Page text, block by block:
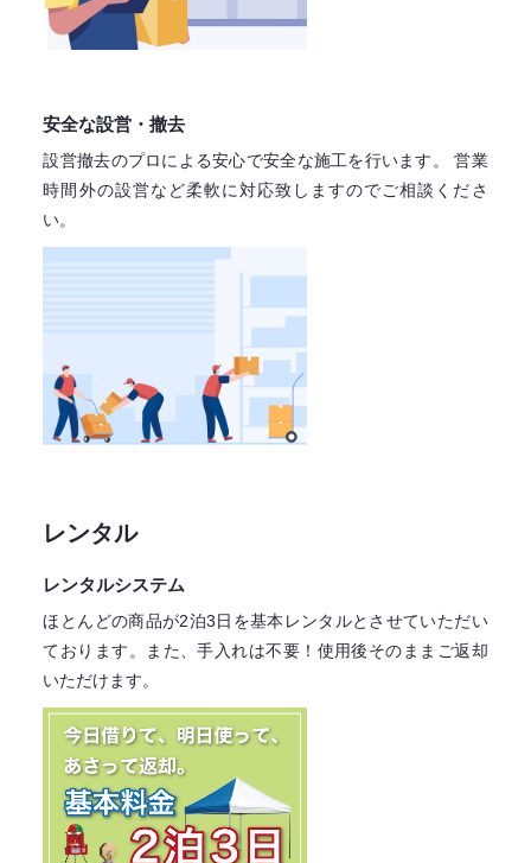
安全な設営・撤去
設営撤去のプロによる安心で安全な施工を行います。
営業
時間外の設営など柔軟に対応致しますのでご相談くださ
い。
レンタル
レンタルシステム
ほとんどの商品が2泊3日を基本レンタルとさせていただい
ております。
また、手入れは不要！ 使用後そのままご返却
いただけます。